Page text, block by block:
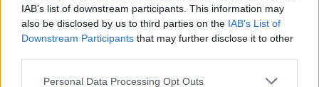
IAB’s list of downstream participants. This information may
also be disclosed by us to third parties on the IAB’s List of
Downstream Participants that may further disclose it to other
Personal Data Processing Opt Outs
ESCLUSIVO
rapito Emanuela Orlandi, il
Vaticano dica dov'è"